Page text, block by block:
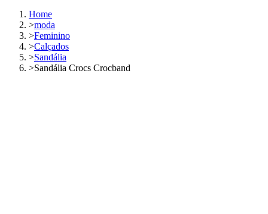
Home
>moda
>Feminino
>Calçados
>Sandália
>Sandália Crocs Crocband